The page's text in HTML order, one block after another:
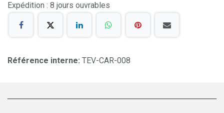
Expédition : 8 jours ouvrables
Référence interne: TEV-CAR-008